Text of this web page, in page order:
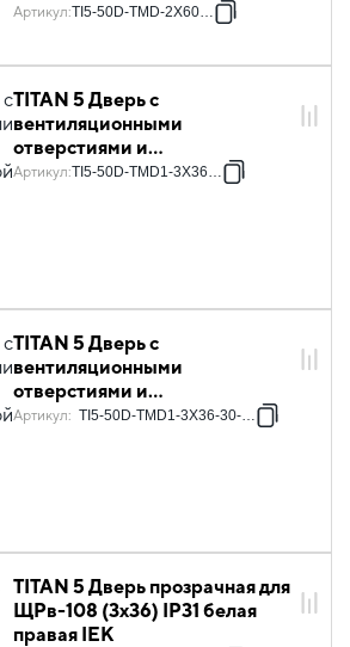
Артикул:TI5-50D-TMD-2X60-31
TITAN 5 Дверь с
вентиляционными
отверстиями и
радиопрозрачной вставкой
Артикул:TI5-50D-TMD1-3X36-30
TITAN 5 Дверь с
вентиляционными
отверстиями и
радиопрозрачной вставкой
Артикул: TI5-50D-TMD1-3X36-30-7035
TITAN 5 Дверь прозрачная для
ЩРв-108 (3х36) IP31 белая
правая IEK